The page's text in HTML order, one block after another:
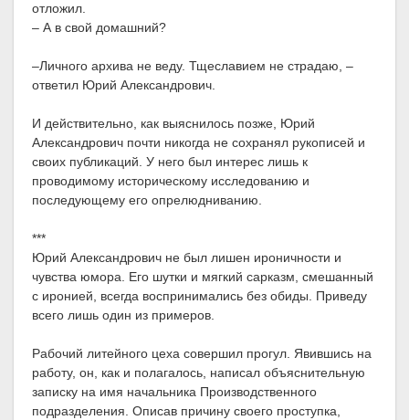
отложил.
– А в свой домашний?
–Личного архива не веду. Тщеславием не страдаю, –
ответил Юрий Александрович.
И действительно, как выяснилось позже, Юрий
Александрович почти никогда не сохранял рукописей и
своих публикаций. У него был интерес лишь к
проводимому историческому исследованию и
последующему его опрелюдниванию.
***
Юрий Александрович не был лишен ироничности и
чувства юмора. Его шутки и мягкий сарказм, смешанный
с иронией, всегда воспринимались без обиды. Приведу
всего лишь один из примеров.
Рабочий литейного цеха совершил прогул. Явившись на
работу, он, как и полагалось, написал объяснительную
записку на имя начальника Производственного
подразделения. Описав причину своего проступка,